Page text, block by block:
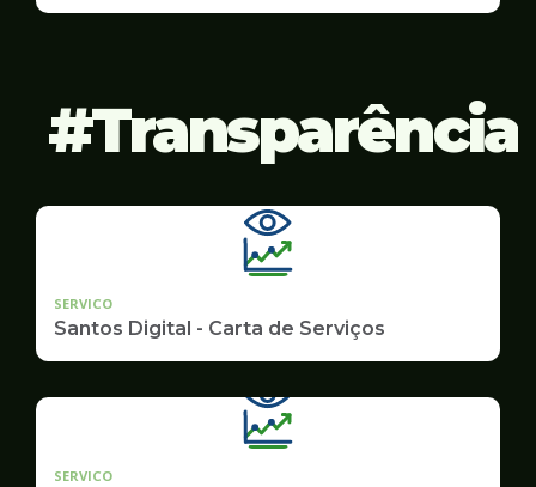
Transparência
SERVICO
Santos Digital - Carta de Serviços
SERVICO